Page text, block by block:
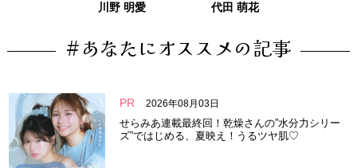
川野 明愛 代田 萌花
#あなたにオススメの記事
PR 2026年08月03日
せらみあ連載最終回！乾燥さんの”水分力シリー
ズ”ではじめる、夏映え！うるツヤ肌♡